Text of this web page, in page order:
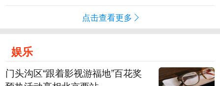
点击查看更多
娱乐
门头沟区“跟着影视游福地”百花奖